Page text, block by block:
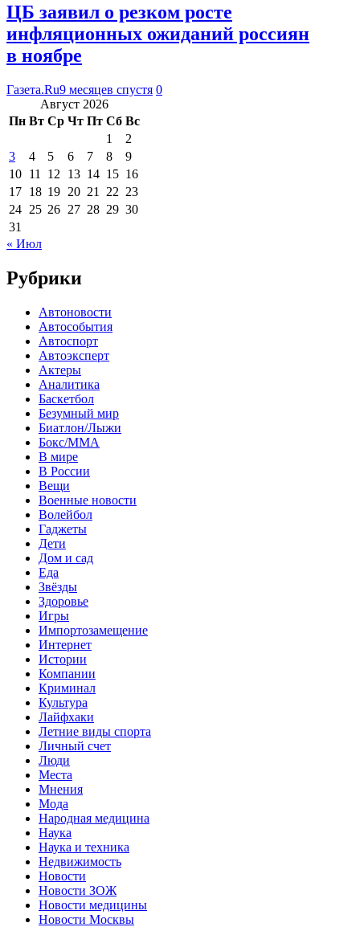
ЦБ заявил о резком росте
инфляционных ожиданий россиян
в ноябре
Газета.Ru9 месяцев спустя 0
Август 2026
Пн Вт Ср Чт Пт Сб Вс
1
2
3
4 5 6 7 8
9
10 11 12 13 14 15 16
17 18 19 20 21 22 23
24 25 26 27 28 29 30
31
« Июл
Рубрики
Автоновости
Автособытия
Автоспорт
Автоэксперт
Актеры
Аналитика
Баскетбол
Безумный мир
Биатлон/Лыжи
Бокс/MMA
В мире
В России
Вещи
Военные новости
Волейбол
Гаджеты
Дети
Дом и сад
Еда
Звёзды
Здоровье
Игры
Импортозамещение
Интернет
Истории
Компании
Криминал
Культура
Лайфхаки
Летние виды спорта
Личный счет
Люди
Места
Мнения
Мода
Народная медицина
Наука
Наука и техника
Недвижимость
Новости
Новости ЗОЖ
Новости медицины
Новости Москвы